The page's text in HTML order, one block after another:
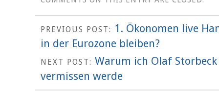
PREVIOUS POST: 1. Ökonomen live
in der Eurozone bleiben?
NEXT POST: Warum ich Olaf
vermissen werde